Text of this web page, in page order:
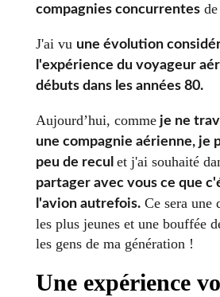
compagnies concurrentesde
J'ai vu une évolution
l'expérience du voyageur
débuts dans les années 80.
Aujourd’hui, commeje ne
une compagnie aérienne, je
peu de recul et j'ai souhaité
partager avec vous ce que
l'avion autrefois.Ce sera une
les plus jeunes et une bouffée
les gens de ma génération !
Une expérience